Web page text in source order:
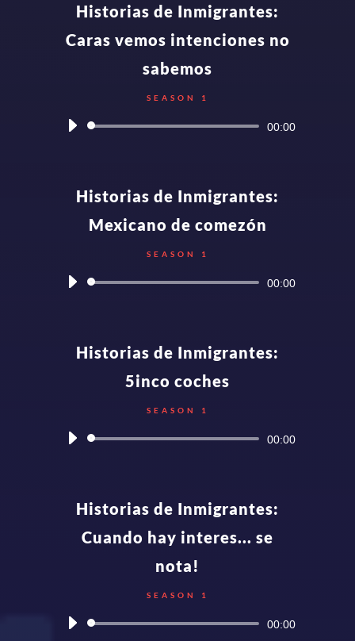
Historias de Inmigrantes:
Caras vemos intenciones no
sabemos
SEASON 1
Audio
00:00
Historias de Inmigrantes:
Mexicano de comezón
SEASON 1
Audio
00:00
Historias de Inmigrantes:
5inco coches
SEASON 1
Audio
00:00
Historias de Inmigrantes:
Cuando hay interes... se
nota!
SEASON 1
Audio
00:00